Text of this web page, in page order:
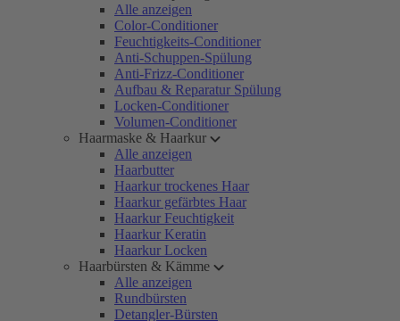
Alle anzeigen
Color-Conditioner
Feuchtigkeits-Conditioner
Anti-Schuppen-Spülung
Anti-Frizz-Conditioner
Aufbau & Reparatur Spülung
Locken-Conditioner
Volumen-Conditioner
Haarmaske & Haarkur
Alle anzeigen
Haarbutter
Haarkur trockenes Haar
Haarkur gefärbtes Haar
Haarkur Feuchtigkeit
Haarkur Keratin
Haarkur Locken
Haarbürsten & Kämme
Alle anzeigen
Rundbürsten
Detangler-Bürsten